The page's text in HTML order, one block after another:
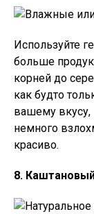
Используйте
больше
корней до
как будто
вашему вкусу,
немного
красиво.
8.